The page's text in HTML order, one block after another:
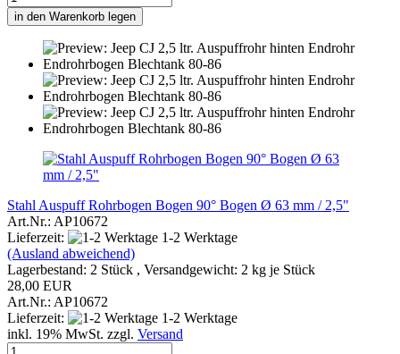
in den Warenkorb legen
Stahl Auspuff Rohrbogen Bogen 90° Bogen Ø 63 mm / 2,5"
Art.Nr.: AP10672
Lieferzeit:
1-2 Werktage
(Ausland abweichend)
Lagerbestand: 2 Stück , Versandgewicht: 2 kg je Stück
28,00 EUR
Art.Nr.: AP10672
Lieferzeit:
1-2 Werktage
inkl. 19% MwSt. zzgl. Versand